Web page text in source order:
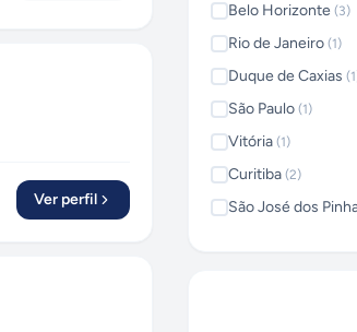
Ver perfil
Belo Horizonte (3)
Rio de Janeiro (1)
Duque de Caxias (1
São Paulo (1)
Vitória (1)
Curitiba (2)
São José dos